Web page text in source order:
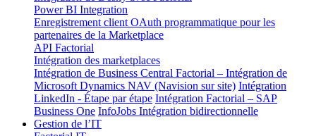
Power BI Integration
Enregistrement client OAuth programmatique pour les
partenaires de la Marketplace
API Factorial
Intégration des marketplaces
Intégration de Business Central Factorial – Intégration de
Microsoft Dynamics NAV (Navision sur site) Intégration
LinkedIn - Étape par étape Intégration Factorial – SAP
Business One InfoJobs Intégration bidirectionnelle
Gestion de l’IT